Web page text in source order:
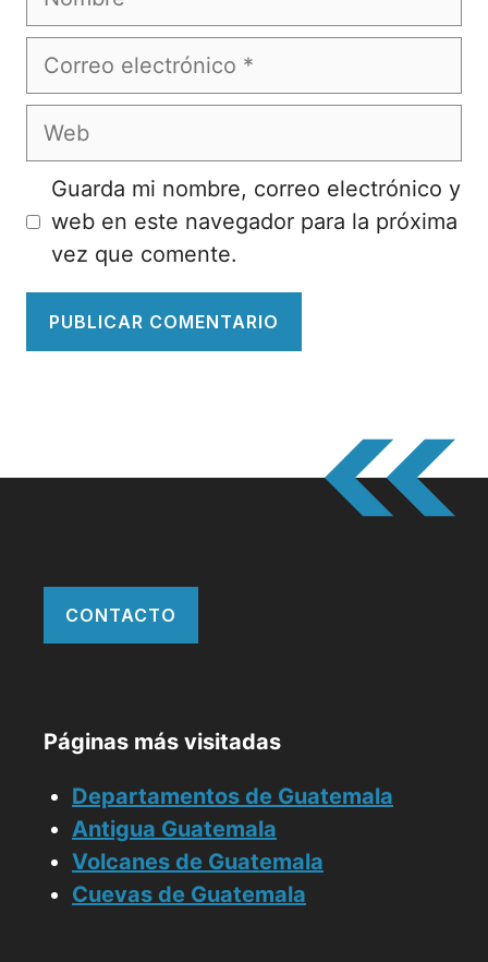
Correo
Web
Guarda mi nombre, correo electrónico y
web en este navegador para la próxima
vez que comente.
CONTACTO
Páginas más visitadas
Departamentos de Guatemala
Antigua Guatemala
Volcanes de Guatemala
Cuevas de Guatemala